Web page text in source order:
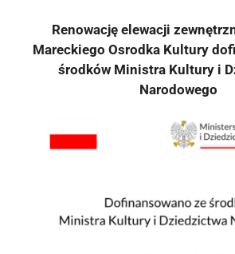
Renowację elewacji
Mareckiego Osrodka Kultury
środków Ministra Kultury i
Narodowego